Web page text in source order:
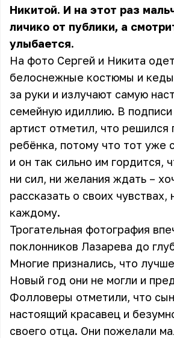
Никитой. И на этот раз
личико от публики, а
улыбается.
На фото Сергей и Никита
белоснежные костюмы и
за руки и излучают самую
семейную идиллию. В подписи
артист отметил, что решился
ребёнка, потому что тот уже
и он так сильно им гордится,
ни сил, ни желания ждать –
рассказать о своих чувствах,
каждому.
Трогательная фотография
поклонников Лазарева до
Многие признались, что
Новый год они не могли и
Фолловеры отметили, что
настоящий красавец и
своего отца. Они пожелали